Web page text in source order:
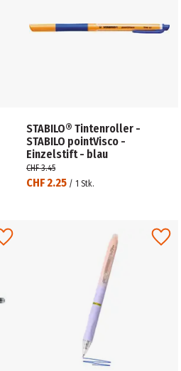
STABILO® Tintenroller -
STABILO pointVisco -
Einzelstift - blau
CHF 2.25 / 1 Stk.
CHF 3.45